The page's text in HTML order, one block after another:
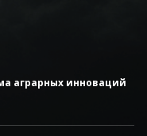
аграрных инноваций